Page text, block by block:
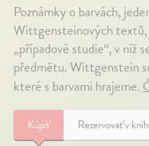
Poznámky o barvách,
Wittgensteinových textů,
„případové studie“, v níž
předmětu. Wittgenstein
které s barvami hrajeme.
Kúpiť Rezervovať v